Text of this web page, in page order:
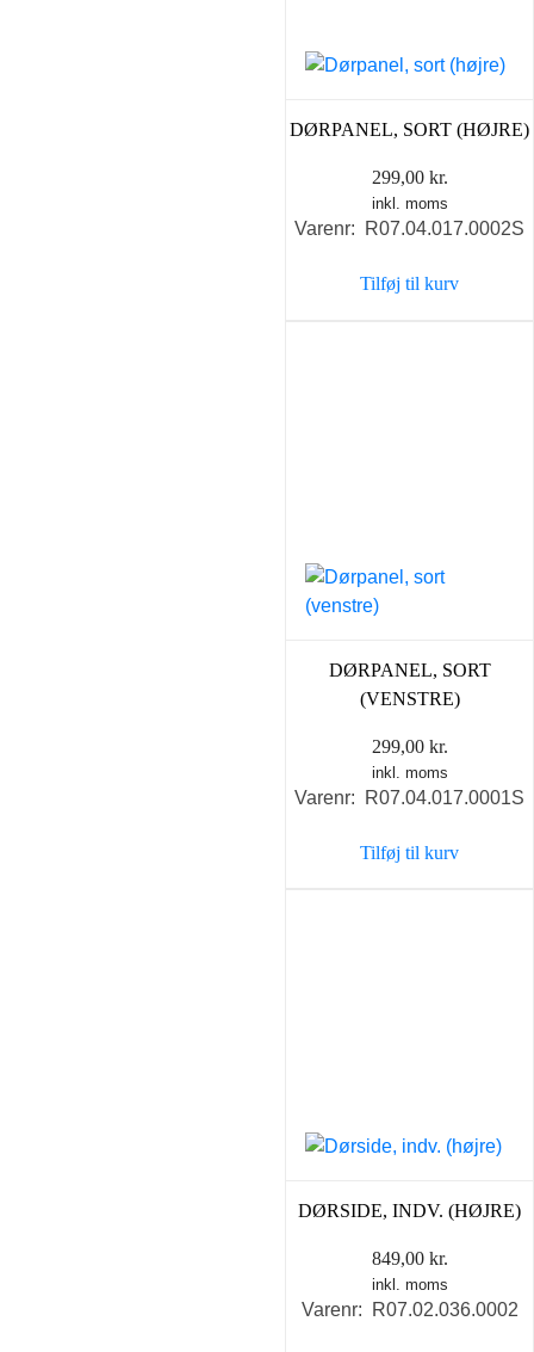
DØRPANEL, SORT (HØJRE)
299,00 kr.
inkl. moms
Varenr: R07.04.017.0002S
Tilføj til kurv
DØRPANEL, SORT
(VENSTRE)
299,00 kr.
inkl. moms
Varenr: R07.04.017.0001S
Tilføj til kurv
DØRSIDE, INDV. (HØJRE)
849,00 kr.
inkl. moms
Varenr: R07.02.036.0002